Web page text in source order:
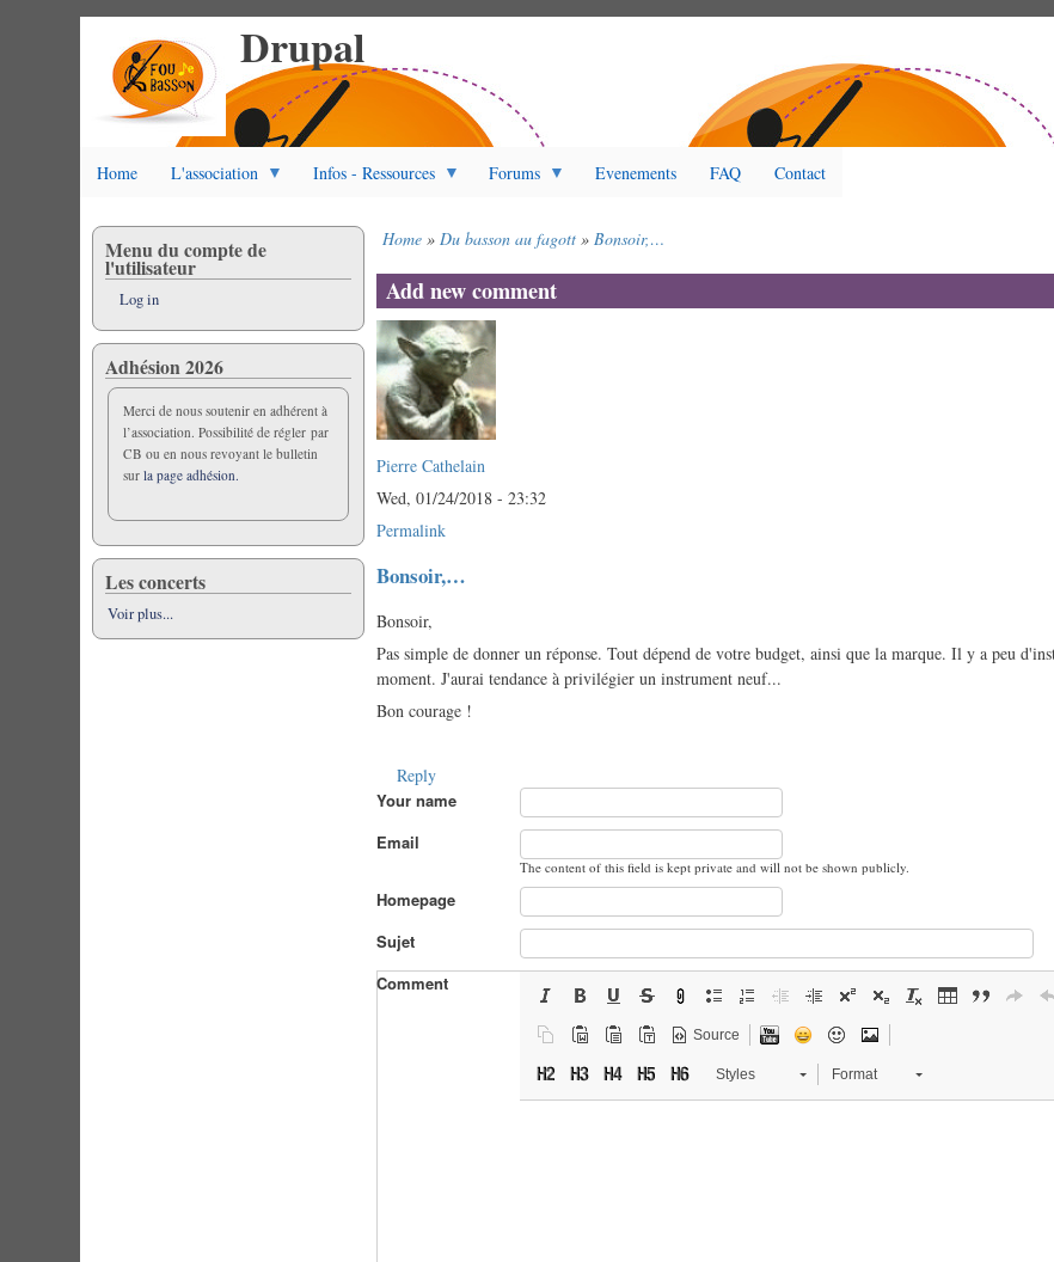
Drupal
Home L'association Infos - Ressources Forums Evenements FAQ Contact
Home Du basson au fagott Bonsoir,…
Add new comment
Pierre Cathelain
Wed, 01/24/2018 - 23:32
Permalink
Bonsoir,…
Bonsoir,
Pas simple de donner un réponse. Tout dépend de votre budget, ainsi que la marque. Il y a peu
moment. J'aurai tendance à privilégier un instrument neuf...
Bon courage !
Reply
Your name
Email
The content of this field is kept private and will not be shown publicly.
Homepage
Sujet
Comment
Source
Styles Format
Menu du compte de
l'utilisateur
Log in
Adhésion 2026
Merci de nous soutenir en adhérent à
l’association. Possibilité de régler par
CB ou en nous revoyant le bulletin
surla page adhésion.
Les concerts
Voir plus...